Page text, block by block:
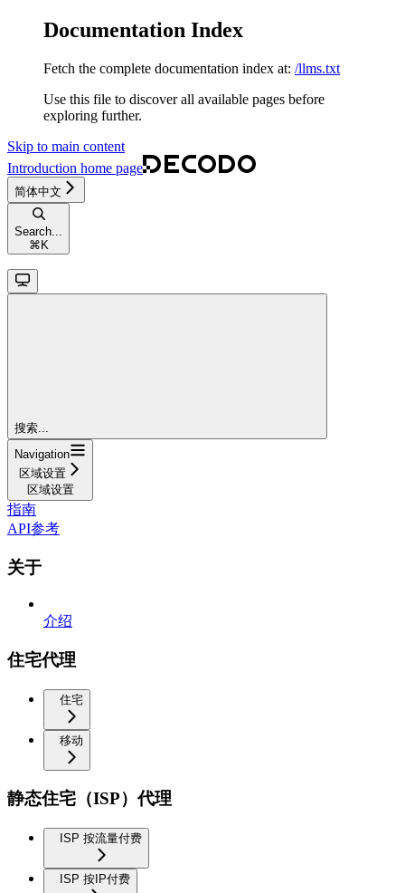
Documentation Index
Fetch the complete documentation index at: /llms.txt
Use this file to discover all available pages before
exploring further.
Skip to main content
Introduction home page
简体中文
Search...
⌘ K
搜索...
Navigation
区域设置
区域设置
指南
API参考
关于
介绍
住宅代理
住宅
移动
静态住宅（ISP）代理
ISP 按流量付费
ISP 按IP付费